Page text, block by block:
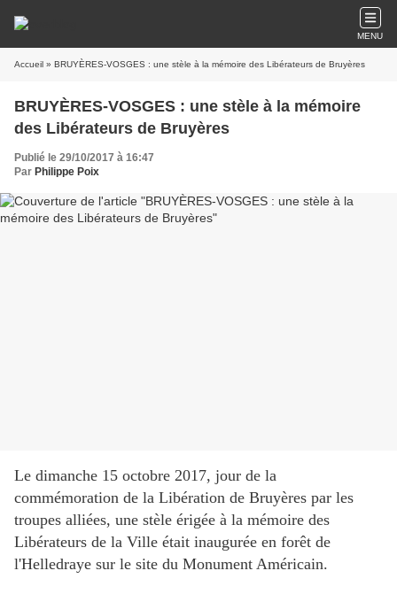
MENU
Accueil » BRUYÈRES-VOSGES : une stèle à la mémoire des Libérateurs de Bruyères
BRUYÈRES-VOSGES : une stèle à la mémoire
des Libérateurs de Bruyères
Publié le 29/10/2017 à 16:47
Par Philippe Poix
Le dimanche 15 octobre 2017, jour de la
commémoration de la Libération de Bruyères par les
troupes alliées, une stèle érigée à la mémoire des
Libérateurs de la Ville était inaugurée en forêt de
l'Helledraye sur le site du Monument Américain.